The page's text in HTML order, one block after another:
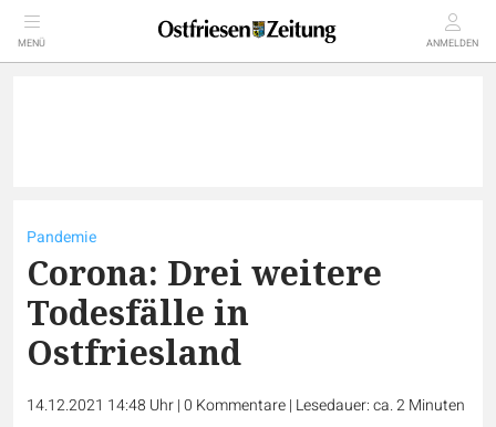
MENÜ ANMELDEN
Pandemie
Corona: Drei weitere
Todesfälle in
Ostfriesland
14.12.2021 14:48 Uhr|0 Kommentare| Lesedauer: ca. 2 Minuten